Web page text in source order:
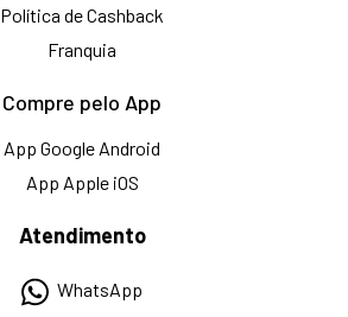
Política de Cashback
Franquia
Compre pelo App
App Google Android
App Apple iOS
Atendimento
WhatsApp